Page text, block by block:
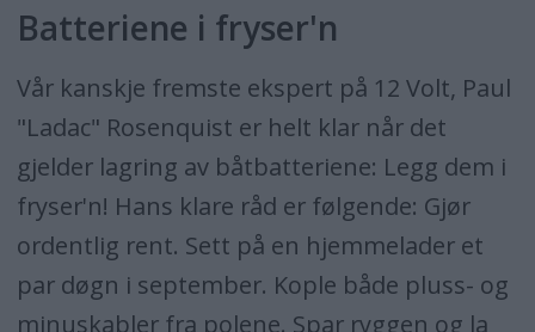
Batteriene i fryser'n
Vår kanskje fremste ekspert på 12 Volt, Paul
"Ladac" Rosenquist er helt klar når det
gjelder lagring av båtbatteriene: Legg dem i
fryser'n! Hans klare råd er følgende: Gjør
ordentlig rent. Sett på en hjemmelader et
par døgn i september. Kople både pluss- og
minuskabler fra polene. Spar ryggen og la